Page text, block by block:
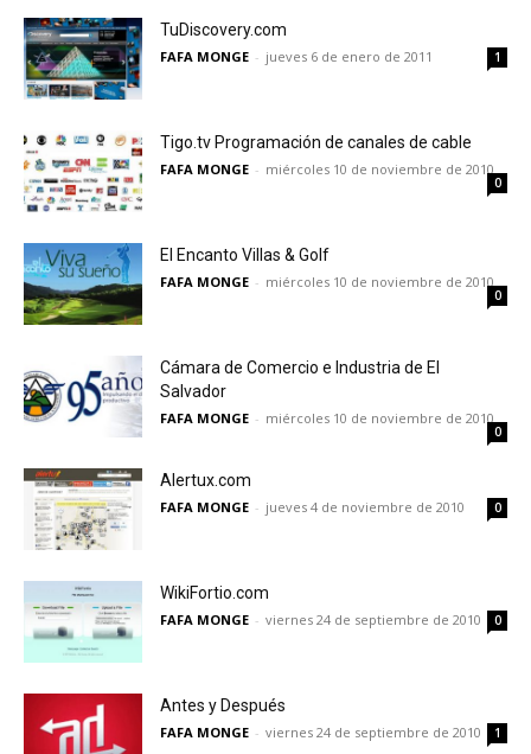
TuDiscovery.com
FAFA MONGE - jueves 6 de enero de 2011 1
Tigo.tv Programación de canales de cable
FAFA MONGE - miércoles 10 de noviembre de 2010
0
El Encanto Villas & Golf
FAFA MONGE - miércoles 10 de noviembre de 2010
0
Cámara de Comercio e Industria de El
Salvador
FAFA MONGE - miércoles 10 de noviembre de 2010
0
Alertux.com
FAFA MONGE - jueves 4 de noviembre de 2010 0
WikiFortio.com
FAFA MONGE - viernes 24 de septiembre de 2010 0
Antes y Después
FAFA MONGE - viernes 24 de septiembre de 2010 1